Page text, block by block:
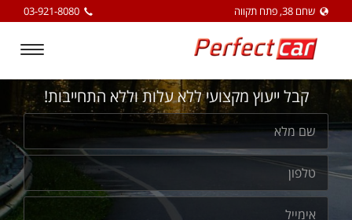
שחם 38, פתח תקווה 03-921-8080
Toggle
קבל ייעוץ מקצועי ללא עלות וללא התחייבות!